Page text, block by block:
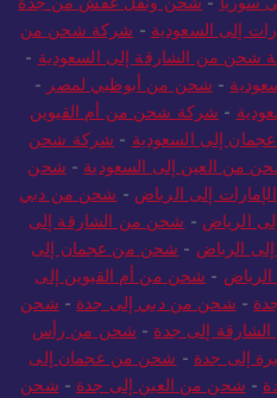
إلى السعودية - شركة شحن من
شحن من الشارقة إلى السعودية -
- شحن من أبوظبي لمصر -
- شركة شحن من أم القيوين
إلى السعودية - شركة شحن
من العين إلى السعودية - شحن
إلى الرياض - شحن من دبي
الرياض - شحن من الشارقة إلى
الرياض - شحن من عجمان إلى
- شحن من أم القيوين إلى
- شحن من دبي إلى جدة - شحن
إلى جدة - شحن من رأس
إلى جدة - شحن من عجمان إلى
- شحن من العين إلى جدة - شحن